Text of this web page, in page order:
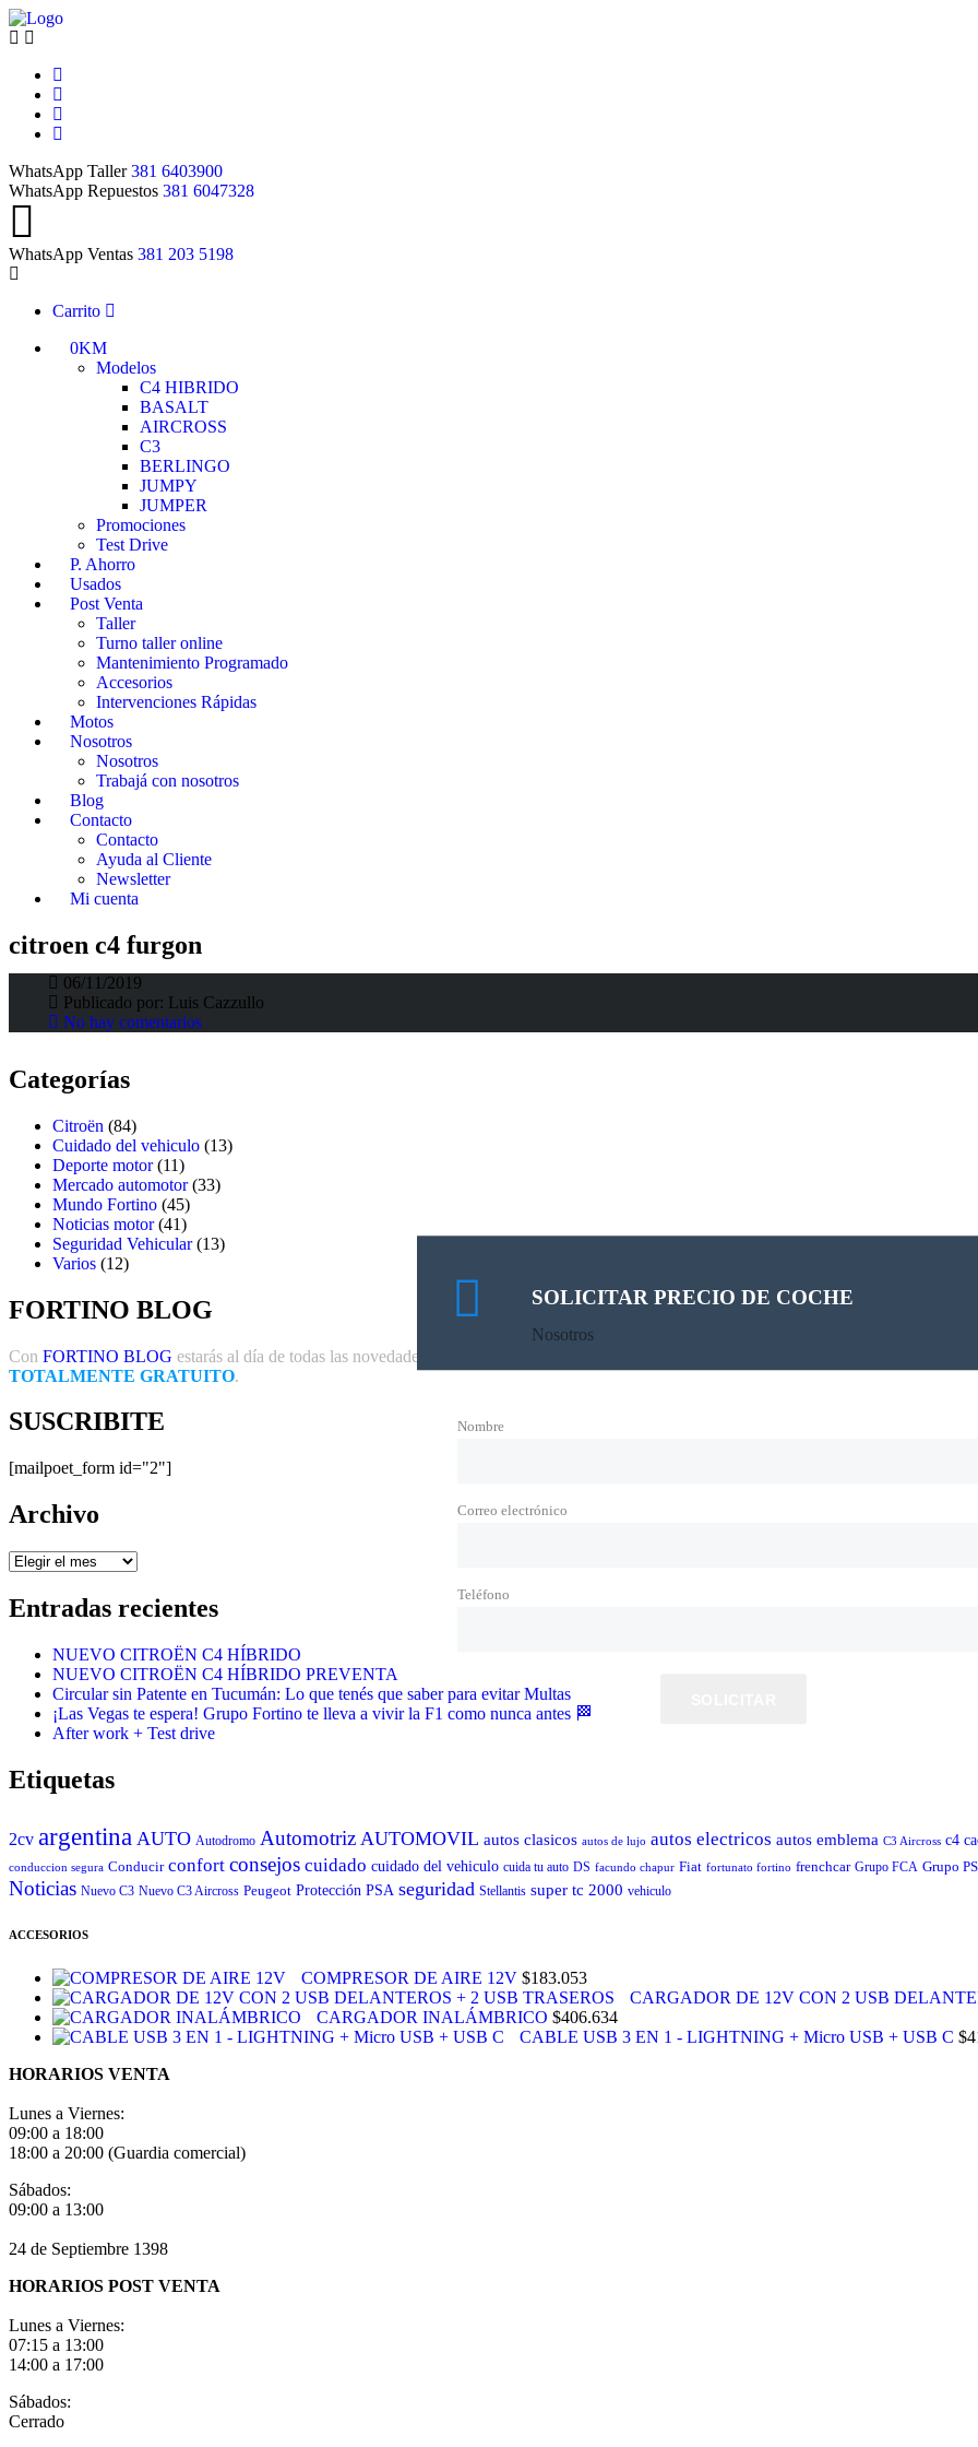
WhatsApp Taller381 6403900
WhatsApp Repuestos 381 6047328
WhatsApp Ventas 381 203 5198
Carrito
0KM
Modelos
C4 HIBRIDO
BASALT
AIRCROSS
C3
BERLINGO
JUMPY
JUMPER
Promociones
Test Drive
P. Ahorro
Usados
Post Venta
Taller
Turno taller online
Mantenimiento Programado
Accesorios
Intervenciones Rápidas
Motos
Nosotros
Nosotros
Trabajá con nosotros
Blog
Contacto
Contacto
Ayuda al Cliente
Newsletter
Mi cuenta
citroen c4 furgon
Fortunato Fortino >
06/11/2019
Publicado por: Luis Cazzullo
No hay comentarios
Categorías
Citroën (84)
Cuidado del vehiculo (13)
Deporte motor(11)
Mercado automotor(33)
Mundo Fortino (45)
Noticias motor(41)
Seguridad Vehicular(13)
Varios (12)
FORTINO BLOG
Con FORTINO BLOG estarás al día de todas las novedades en el mundo del motor. Prueba a suscribirte a nuestro boletín y recibirás las
TOTALMENTE GRATUITO.
SUSCRIBITE
[mailpoet_form id="2"]
Archivo
Archivo
Entradas recientes
NUEVO CITROËN C4 HÍBRIDO
NUEVO CITROËN C4 HÍBRIDO PREVENTA
Circular sin Patente en Tucumán: Lo que tenés que saber para evitar Multas
¡Las Vegas te espera! Grupo Fortino te lleva a vivir la F1 como nunca antes 🏁
After work + Test drive
Etiquetas
2cv argentina AUTO Autodromo Automotriz AUTOMOVIL autos clasicos autos de lujo autos electricos autos emblema C3 Aircross c4
conduccion segura Conducir confort consejos cuidado cuidado del vehiculo cuida tu auto DS facundo chapur Fiat fortunato fortino frenchcar Grupo FCA Grupo
Noticias Nuevo C3 Nuevo C3 Aircross Peugeot Protección PSA seguridad Stellantis super tc 2000 vehiculo
ACCESORIOS
COMPRESOR DE AIRE 12V $183.053
CARGADOR DE 12V CON 2 USB
CARGADOR INALÁMBRICO $406.634
CABLE USB 3 EN 1 - LIGHTNING + Micro USB + USB C $
HORARIOS VENTA
Lunes a Viernes:
09:00 a 18:00
18:00 a 20:00 (Guardia comercial)
Sábados:
09:00 a 13:00
24 de Septiembre 1398
HORARIOS POST VENTA
Lunes a Viernes:
07:15 a 13:00
14:00 a 17:00
Sábados:
Cerrado
SOLICITAR PRECIO DE COCHE
Nosotros
Nombre
Correo electrónico
Teléfono